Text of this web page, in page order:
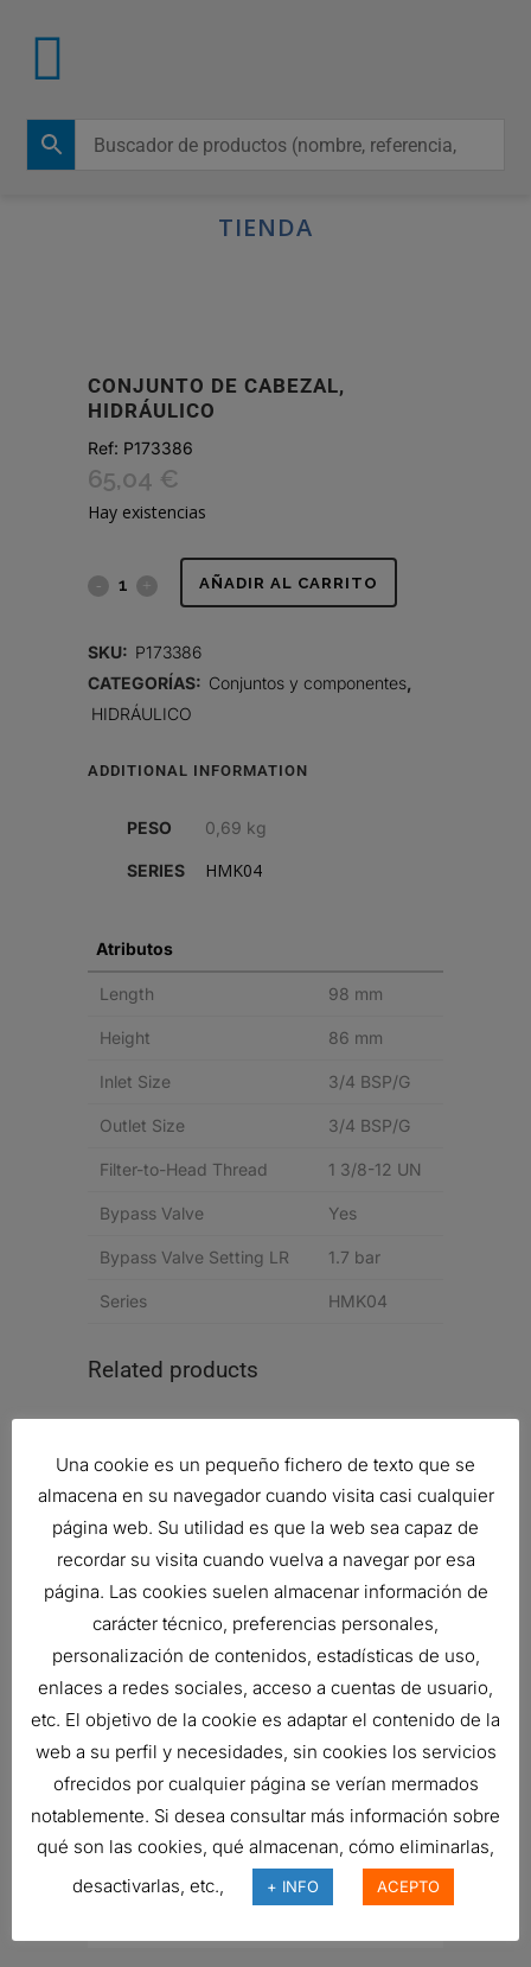
TIENDA
CONJUNTO DE CABEZAL,
HIDRÁULICO
Ref: P173386
65,04 €
Hay existencias
CONJUNTO
HIDRÁULICO
AÑADIR AL CARRITO
SKU: P173386
CATEGORÍAS: Conjuntos y componentes
HIDRÁULICO
ADDITIONAL INFORMATION
PESO 0,69 kg
SERIES HMK04
Atributos
Length 98 mm
Height 86 mm
Inlet Size 3/4 BSP/G
Outlet Size 3/4 BSP/G
Filter-to-Head Thread 1 3/8-12 UN
Bypass Valve Yes
Bypass Valve Setting LR 1.7 bar
Series HMK04
Related products
RESPIRADERO, HIDRÁULICO
CONJUNTO DE FILTRO HIDRÁULICO
Ref: P766445
RESPIRADERO, CILÍNDRICO AIRE
10,13€
Una cookie es un pequeño fichero de texto que se
almacena en su navegador cuando visita casi cualquier
página web. Su utilidad es que la web sea capaz de
recordar su visita cuando vuelva a navegar por esa
página. Las cookies suelen almacenar información de
carácter técnico, preferencias personales,
personalización de contenidos, estadísticas de uso,
enlaces a redes sociales, acceso a cuentas de usuario,
etc. El objetivo de la cookie es adaptar el contenido de la
web a su perfil y necesidades, sin cookies los servicios
ofrecidos por cualquier página se verían mermados
notablemente. Si desea consultar más información sobre
qué son las cookies, qué almacenan, cómo eliminarlas,
desactivarlas, etc.,
+ INFO ACEPTO